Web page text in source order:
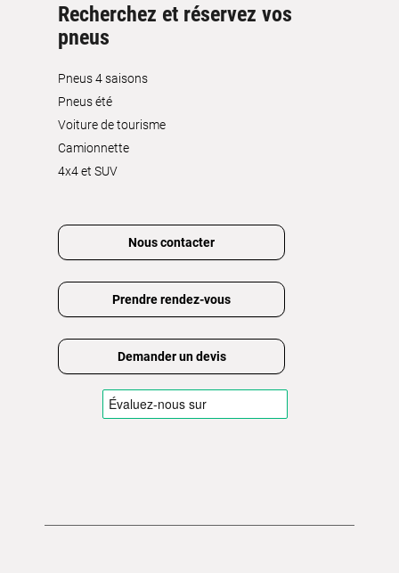
Recherchez et réservez vos
pneus
Pneus 4 saisons
Pneus été
Voiture de tourisme
Camionnette
4x4 et SUV
Nous contacter
Prendre rendez-vous
Demander un devis